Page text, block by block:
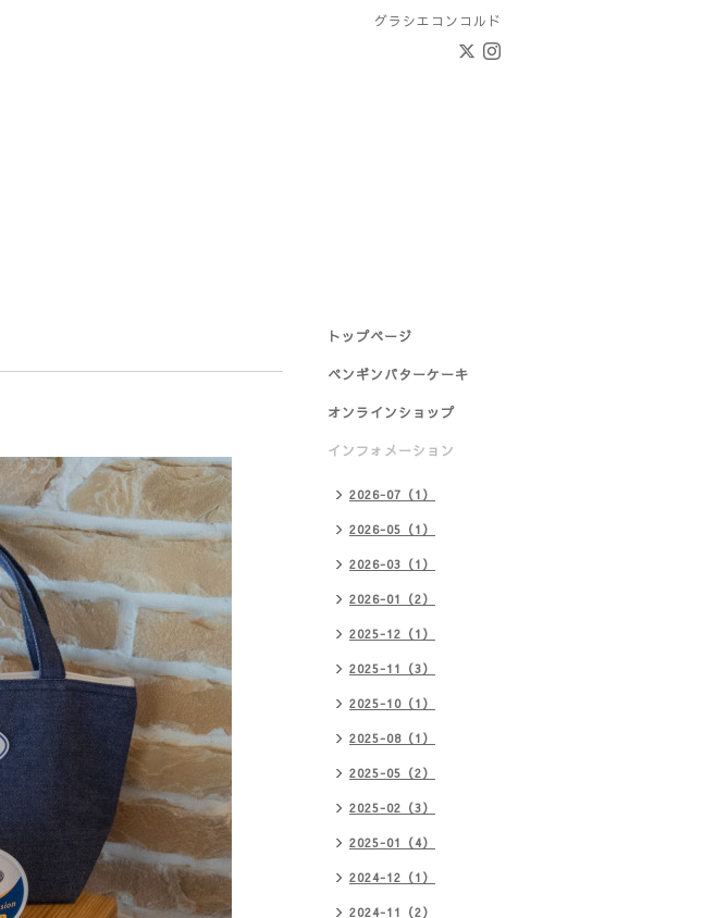
グラシエコンコルド
トップページ
ペンギンバターケーキ
オンラインショップ
インフォメーション
2026-07（1）
2026-05（1）
2026-03（1）
2026-01（2）
2025-12（1）
2025-11（3）
2025-10（1）
2025-08（1）
2025-05（2）
2025-02（3）
2025-01（4）
2024-12（1）
2024-11（2）